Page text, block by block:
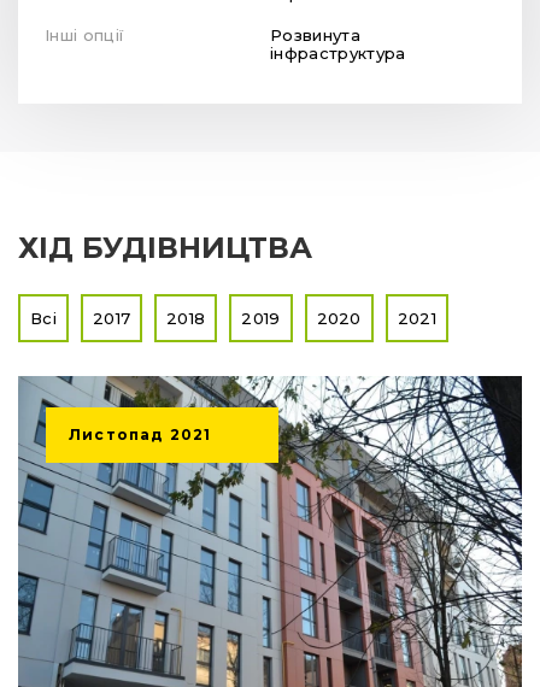
Інші опції
Розвинута
інфраструктура
ХІД БУДІВНИЦТВА
Всі 2017 2018 2019 2020 2021
Листопад 2021